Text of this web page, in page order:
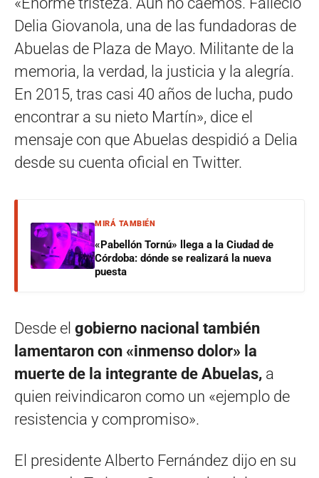
Delia Giovanola, una de las fundadoras de
Abuelas de Plaza de Mayo. Militante de la
memoria, la verdad, la justicia y la alegría.
En 2015, tras casi 40 años de lucha, pudo
encontrar a su nieto Martín», dice el
mensaje con que Abuelas despidió a Delia
desde su cuenta oficial en Twitter.
MIRÁ TAMBIÉN
«Pabellón Tornú» llega a la Ciudad de
Córdoba: dónde se realizará la nueva
puesta
Desde el gobierno nacional también
lamentaron con «inmenso dolor» la
muerte de la integrante de Abuelas, a
quien reivindicaron como un «ejemplo de
resistencia y compromiso».
El presidente Alberto Fernández dijo en su